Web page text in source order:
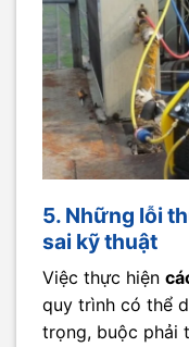
5. Những lỗi
sai kỹ thuật
Việc thực hiện
quy trình có thể
trọng, buộc phải